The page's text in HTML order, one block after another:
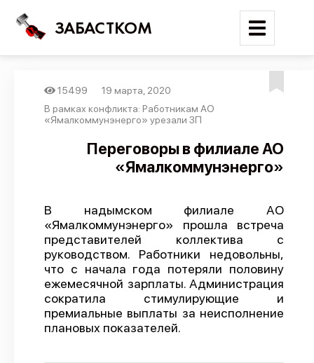
ЗАБАСТКОМ
Войти
Поиск
Новости
Трудовые конфликты
Отчеты
Предложить публикацию
Справочник
API
О проекте
15499
19 марта, 2020
В рамках конфликта: Работникам АО
«Ямалкоммунэнерго» урезали ЗП
Переговоры в филиале АО
«Ямалкоммунэнерго»
В надымском филиале АО
«Ямалкоммунэнерго» прошла встреча
представителей коллектива с
руководством. Работники недовольны,
что с начала года потеряли половину
ежемесячной зарплаты. Администрация
сократила стимулирующие и
премиальные выплаты за неисполнение
плановых показателей.